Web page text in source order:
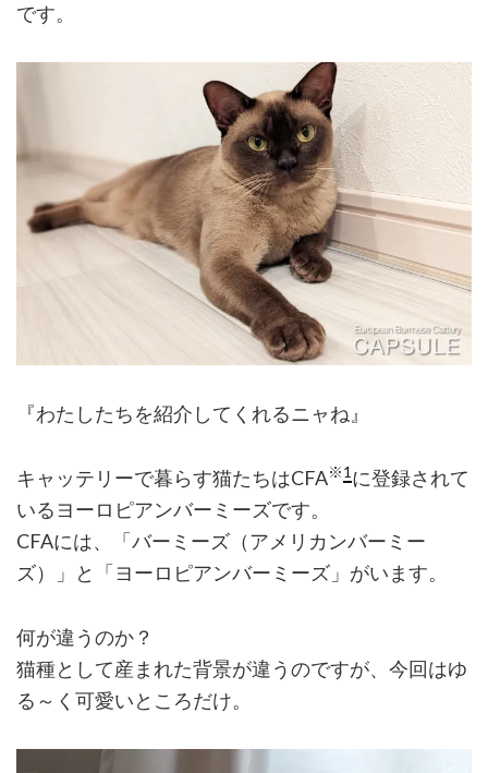
です。
『わたしたちを紹介してくれるニャね』
キャッテリーで暮らす猫たちはCFA※1に登録されて
いるヨーロピアンバーミーズです。
CFAには、「バーミーズ（アメリカンバーミー
ズ）」と「ヨーロピアンバーミーズ」がいます。
何が違うのか？
猫種として産まれた背景が違うのですが、今回はゆ
る～く可愛いところだけ。